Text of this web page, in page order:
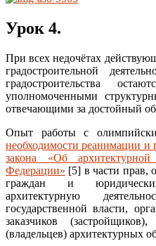
Урок 4.
При всех недочётах
градостроительной
градостроительства
уполномоченными
отвечающими за достойный
Опыт работы с
необходимости реанимации и
закона «Об
Федерации» [5] в части прав,
граждан и
архитектурную
государственной власти,
заказчиков
(владельцев) архитектурных